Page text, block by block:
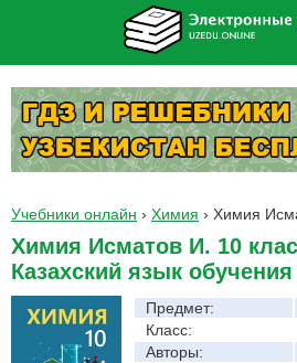
Учебники онлайн › Химия › Химия
Химия Исматов И. 10
Казахский язык обучения
Предмет:
Класс:
Авторы: